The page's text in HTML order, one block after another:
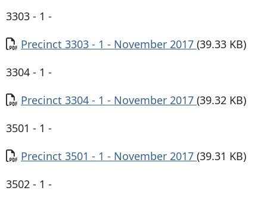
3303 - 1 -
Documento
Precinct 3303 - 1 - November 2017 (39.33 KB)
3304 - 1 -
Documento
Precinct 3304 - 1 - November 2017 (39.32 KB)
3501 - 1 -
Documento
Precinct 3501 - 1 - November 2017 (39.31 KB)
3502 - 1 -